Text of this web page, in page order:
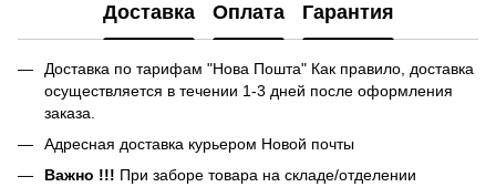
Доставка Оплата Гарантия
Доставка по тарифам "Нова Пошта" Как правило, доставка
осуществляется в течении 1-3 дней после оформления
заказа.
Адресная доставка курьером Новой почты
Важно !!! При заборе товара на складе/отделении